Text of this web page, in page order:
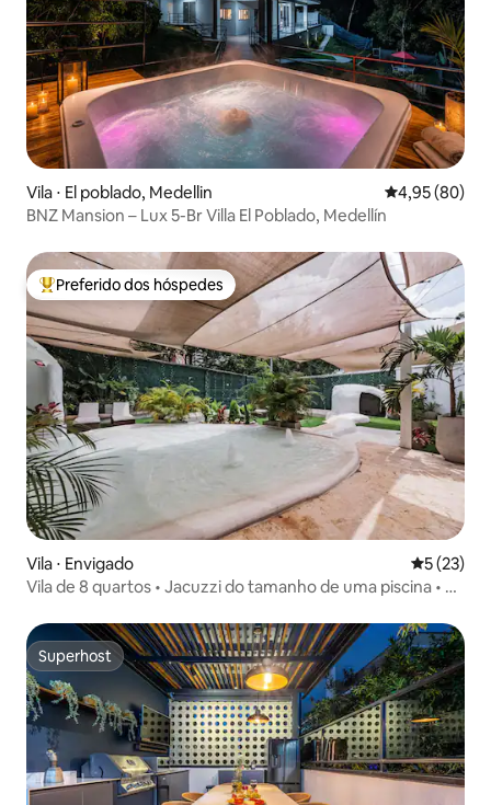
Vila ⋅ El poblado, Medellin 4,95 de uma
4,95 (80)
BNZ Mansion – Lux 5-Br Villa El Poblado, Medellín
Entre os melhores preferidos dos hóspedes
Preferido dos hóspedes
Vila ⋅ Envigado 5 de uma
5 (23)
Vila de 8 quartos • Jacuzzi do tamanho de uma piscina • 5
Superhost
Superhost